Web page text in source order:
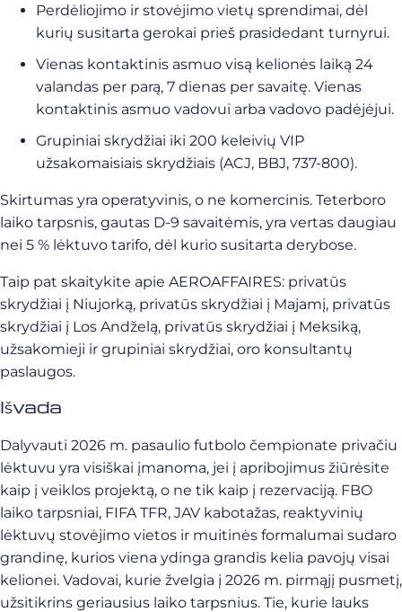
Perdėliojimo ir stovėjimo vietų sprendimai, dėl
kurių susitarta gerokai prieš prasidedant turnyrui.
Vienas kontaktinis asmuo visą kelionės laiką 24
valandas per parą, 7 dienas per savaitę. Vienas
kontaktinis asmuo vadovui arba vadovo padėjėjui.
Grupiniai skrydžiai iki 200 keleivių VIP
užsakomaisiais skrydžiais (ACJ, BBJ, 737-800).
Skirtumas yra operatyvinis, o ne komercinis. Teterboro
laiko tarpsnis, gautas D-9 savaitėmis, yra vertas daugiau
nei 5 % lėktuvo tarifo, dėl kurio susitarta derybose.
Taip pat skaitykite apie AEROAFFAIRES: privatūs
skrydžiai į Niujorką, privatūs skrydžiai į Majamį, privatūs
skrydžiai į Los Andželą, privatūs skrydžiai į Meksiką,
užsakomieji ir grupiniai skrydžiai, oro konsultantų
paslaugos.
Išvada
Dalyvauti 2026 m. pasaulio futbolo čempionate privačiu
lėktuvu yra visiškai įmanoma, jei į apribojimus žiūrėsite
kaip į veiklos projektą, o ne tik kaip į rezervaciją. FBO
laiko tarpsniai, FIFA TFR, JAV kabotažas, reaktyvinių
lėktuvų stovėjimo vietos ir muitinės formalumai sudaro
grandinę, kurios viena ydinga grandis kelia pavojų visai
kelionei. Vadovai, kurie žvelgia į 2026 m. pirmąjį pusmetį,
užsitikrins geriausius laiko tarpsnius. Tie, kurie lauks